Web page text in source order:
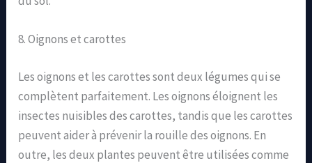
8. Oignons et carottes
Les oignons et les carottes sont deux légumes qui se
complètent parfaitement. Les oignons éloignent les
insectes nuisibles des carottes, tandis que les carottes
peuvent aider à prévenir la rouille des oignons. En
outre, les deux plantes peuvent être utilisées comme